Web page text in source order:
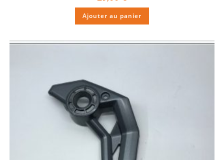
Ajouter au panier